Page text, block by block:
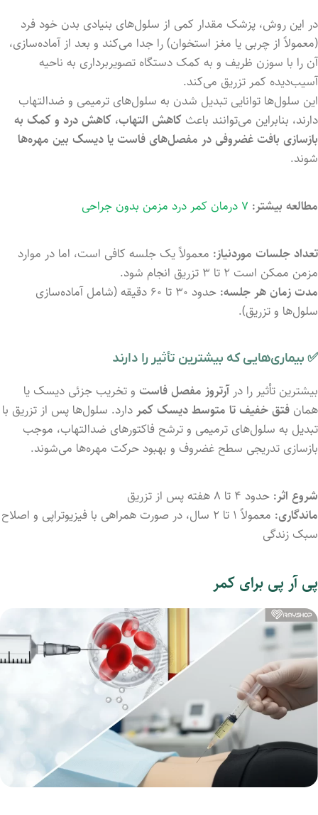
در این روش، پزشک مقدار کمی از سلول‌های بنیادی بدن خود فرد
(معمولاً از چربی یا مغز استخوان) را جدا می‌کند و بعد از آماده‌سازی،
آن را با سوزن ظریف و به کمک دستگاه تصویربرداری به ناحیه
آسیب‌دیده کمر تزریق می‌کند.
این سلول‌ها توانایی تبدیل شدن به سلول‌های ترمیمی و ضدالتهاب
دارند، بنابراین می‌توانند باعث کاهش التهاب، کاهش درد و کمک به
بازسازی بافت غضروفی در مفصل‌های فاست یا دیسک بین مهره‌ها
شوند.
مطالعه بیشتر: ۷ درمان کمر درد مزمن بدون جراحی
تعداد جلسات موردنیاز: معمولاً یک جلسه کافی است، اما در موارد
مزمن ممکن است ۲ تا ۳ تزریق انجام شود.
مدت زمان هر جلسه:
حدود ۳۰ تا ۶۰ دقیقه (شامل آماده‌سازی
سلول‌ها و تزریق).
✅ بیماری‌هایی که بیشترین تأثیر را دارند
بیشترین تأثیر را درآرتروز مفصل فاست و تخریب جزئی دیسک یا
همان فتق خفیف تا متوسط دیسک کمر دارد. سلول‌ها پس از تزریق با
تبدیل به سلول‌های ترمیمی و ترشح فاکتورهای ضدالتهاب، موجب
بازسازی تدریجی سطح غضروف و بهبود حرکت مهره‌ها می‌شوند.
شروع اثر: حدود ۴ تا ۸ هفته پس از تزریق
ماندگاری:
معمولاً ۱ تا ۲ سال، در صورت همراهی با فیزیوتراپی و اصلاح
سبک زندگی
پی آر پی برای کمر